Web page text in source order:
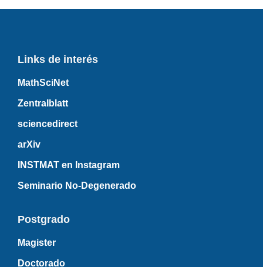
Links de interés
MathSciNet
Zentralblatt
sciencedirect
arXiv
INSTMAT en Instagram
Seminario No-Degenerado
Postgrado
Magister
Doctorado